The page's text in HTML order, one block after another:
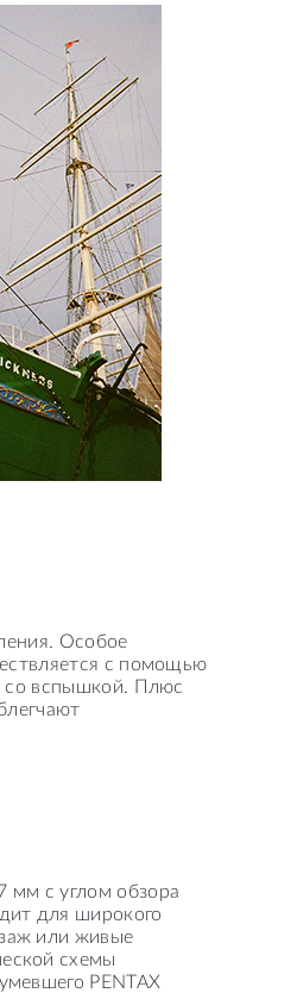
Особое
с помощью
со вспышкой. Плюс
мм c углом обзора
для широкого
или живые
схемы
PENTAX